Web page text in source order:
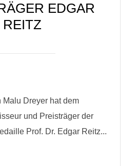
EDGAR
REITZ
Malu Dreyer hat dem
und Preisträger der
Prof. Dr. Edgar Reitz...